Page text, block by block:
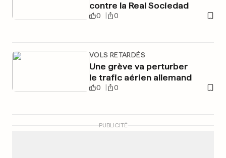
contre la Real Sociedad
0 0
VOLS RETARDÉS
Une grève va perturber
le trafic aérien allemand
0 0
PUBLICITÉ